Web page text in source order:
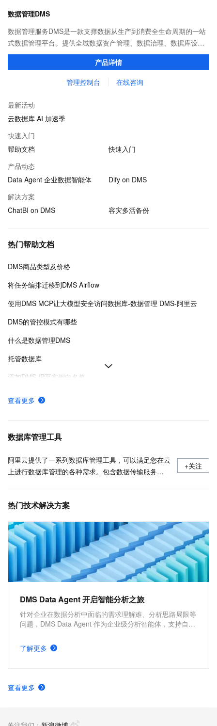
数据管理DMS
数据管理服务DMS是一款支撑数据从生产到消费全生命周期的一站
式数据管理平台。提供全域数据资产管理、数据治理、数据库设计
开发、数据集成（数据迁移、实时同步、流批一体ETL）、数据开
发和任务调度，以及数据消费服务等能力。
产品详情
管理控制台 在线咨询
最新活动
云数据库 AI 加速季
快速入门
帮助文档
快速入门
产品动态
Data Agent 企业数据智能体
Dify on DMS
解决方案
ChatBI on DMS
容灾多活备份
热门帮助文档
DMS商品类型及价格
将任务编排迁移到DMS Airflow
使用DMS MCP让大模型安全访问数据库-数据管理 DMS-阿里云
DMS的管控模式有哪些
什么是数据管理DMS
托管数据库
添加DMS IP至实例白名单
各地域服务接入点与接入地址-数据管理DMS-阿里云
在工作空间搭建Airflow环境-数据管理 DMS-阿里云
查看更多
数据库管理工具
阿里云提供了一系列数据库管理工具，可以满足您在云
上进行数据库管理的各种需求。包含数据传输服务
+关注
热门技术解决方案
DMS Data Agent 开启智能分析之旅
针对企业在数据分析中面临的需求理解难、分析思路局限等
问题，DMS Data Agent 作为企业级分析智能体，支持自然
度，无论常规查询还是深度洞察，都能实现从人工探索向智
能辅助的转变，提升效率与分析深度。
了解更多
查看更多